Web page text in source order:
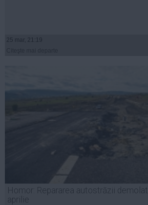
25 mar, 21:19
Homor: Repararea autostrăzii
aprilie